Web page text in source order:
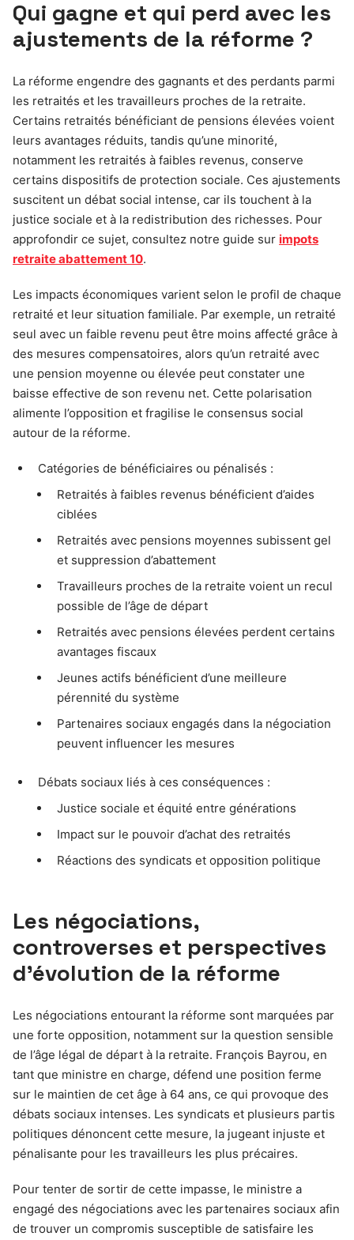
Qui gagne et qui perd avec les
ajustements de la réforme ?
La réforme engendre des gagnants et des perdants parmi
les retraités et les travailleurs proches de la retraite.
Certains retraités bénéficiant de pensions élevées voient
leurs avantages réduits, tandis qu’une minorité,
notamment les retraités à faibles revenus, conserve
certains dispositifs de protection sociale. Ces ajustements
suscitent un débat social intense, car ils touchent à la
justice sociale et à la redistribution des richesses. Pour
approfondir ce sujet, consultez notre guide sur impots
retraite abattement 10.
Les impacts économiques varient selon le profil de chaque
retraité et leur situation familiale. Par exemple, un retraité
seul avec un faible revenu peut être moins affecté grâce à
des mesures compensatoires, alors qu’un retraité avec
une pension moyenne ou élevée peut constater une
baisse effective de son revenu net. Cette polarisation
alimente l’opposition et fragilise le consensus social
autour de la réforme.
Catégories de bénéficiaires ou pénalisés :
Retraités à faibles revenus bénéficient d’aides
ciblées
Retraités avec pensions moyennes subissent gel
et suppression d’abattement
Travailleurs proches de la retraite voient un recul
possible de l’âge de départ
Retraités avec pensions élevées perdent certains
avantages fiscaux
Jeunes actifs bénéficient d’une meilleure
pérennité du système
Partenaires sociaux engagés dans la négociation
peuvent influencer les mesures
Débats sociaux liés à ces conséquences :
Justice sociale et équité entre générations
Impact sur le pouvoir d’achat des retraités
Réactions des syndicats et opposition politique
Les négociations,
controverses et perspectives
d’évolution de la réforme
Les négociations entourant la réforme sont marquées par
une forte opposition, notamment sur la question sensible
de l’âge légal de départ à la retraite. François Bayrou, en
tant que ministre en charge, défend une position ferme
sur le maintien de cet âge à 64 ans, ce qui provoque des
débats sociaux intenses. Les syndicats et plusieurs partis
politiques dénoncent cette mesure, la jugeant injuste et
pénalisante pour les travailleurs les plus précaires.
Pour tenter de sortir de cette impasse, le ministre a
engagé des négociations avec les partenaires sociaux afin
de trouver un compromis susceptible de satisfaire les